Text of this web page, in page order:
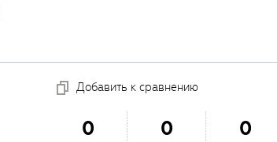
Добавить к сравнению
0 0 0